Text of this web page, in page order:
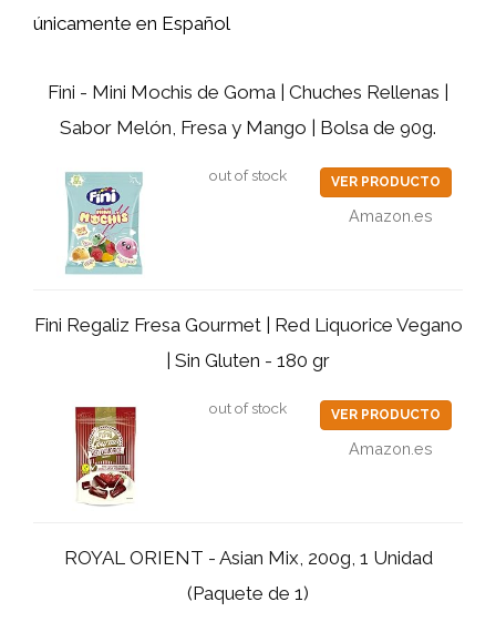
únicamente en Español
Fini - Mini Mochis de Goma | Chuches Rellenas |
Sabor Melón, Fresa y Mango | Bolsa de 90g.
out of stock VER PRODUCTO
Amazon.es
Fini Regaliz Fresa Gourmet | Red Liquorice Vegano
| Sin Gluten - 180 gr
out of stock VER PRODUCTO
Amazon.es
ROYAL ORIENT - Asian Mix, 200g, 1 Unidad
(Paquete de 1)